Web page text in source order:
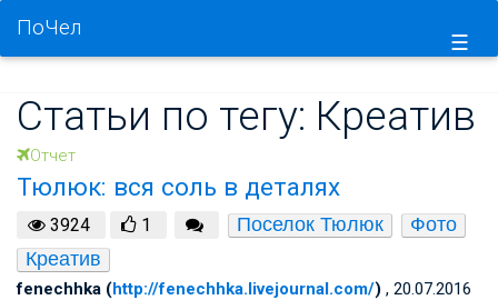
☰
ПоЧел
Статьи по тегу: Креатив
Отчет
Тюлюк: вся соль в деталях
3924 1 Поселок Тюлюк
Фото
Креатив
fenechhka (http://fenechhka.livejournal.com/) , 20.07.2016